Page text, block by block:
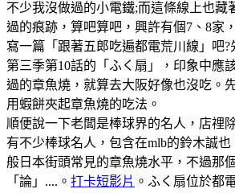
不少我沒做過的小電鐵;而這條線上也藏
過的痕跡，算吧算吧，興許有個7、8家
寫一篇「跟著五郎吃遍都電荒川線」吧
第三季第10話的「ふく扇」，印象中應
過的章魚燒，就算去大阪好像也沒吃。
用蝦餅夾起章魚燒的吃法。
順便說一下老闆是棒球界的名人，店𥚃
有不少棒球名人，包含在mlb的鈴木誠
般日本街頭常見的章魚燒水平，不過那
「論」....。 打卡短影片 。ふく扇位於都